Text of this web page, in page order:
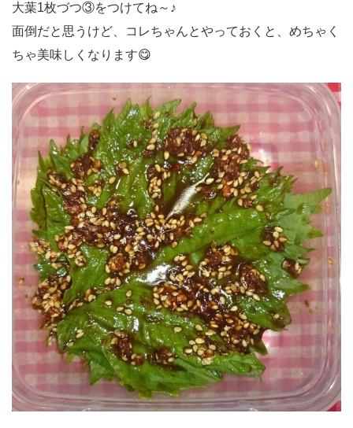
大葉1枚づつ③をつけてね～♪
面倒だと思うけど、コレちゃんとやっておくと、めちゃく
ちゃ美味しくなります😋